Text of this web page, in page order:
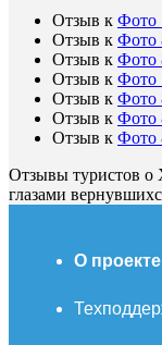
Отзыв к Фото
Отзыв к Фото
Отзыв к Фото
Отзыв к Фото
Отзыв к Фото
Отзыв к Фото
Отзыв к Фото
Отзывы туристов о
глазами
О проекте